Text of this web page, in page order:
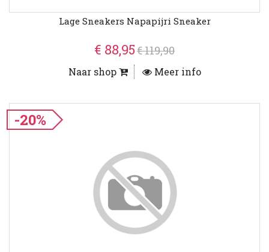
Lage Sneakers Napapijri Sneaker
€ 88,95€ 119,90
Naar shop Meer info
-20%